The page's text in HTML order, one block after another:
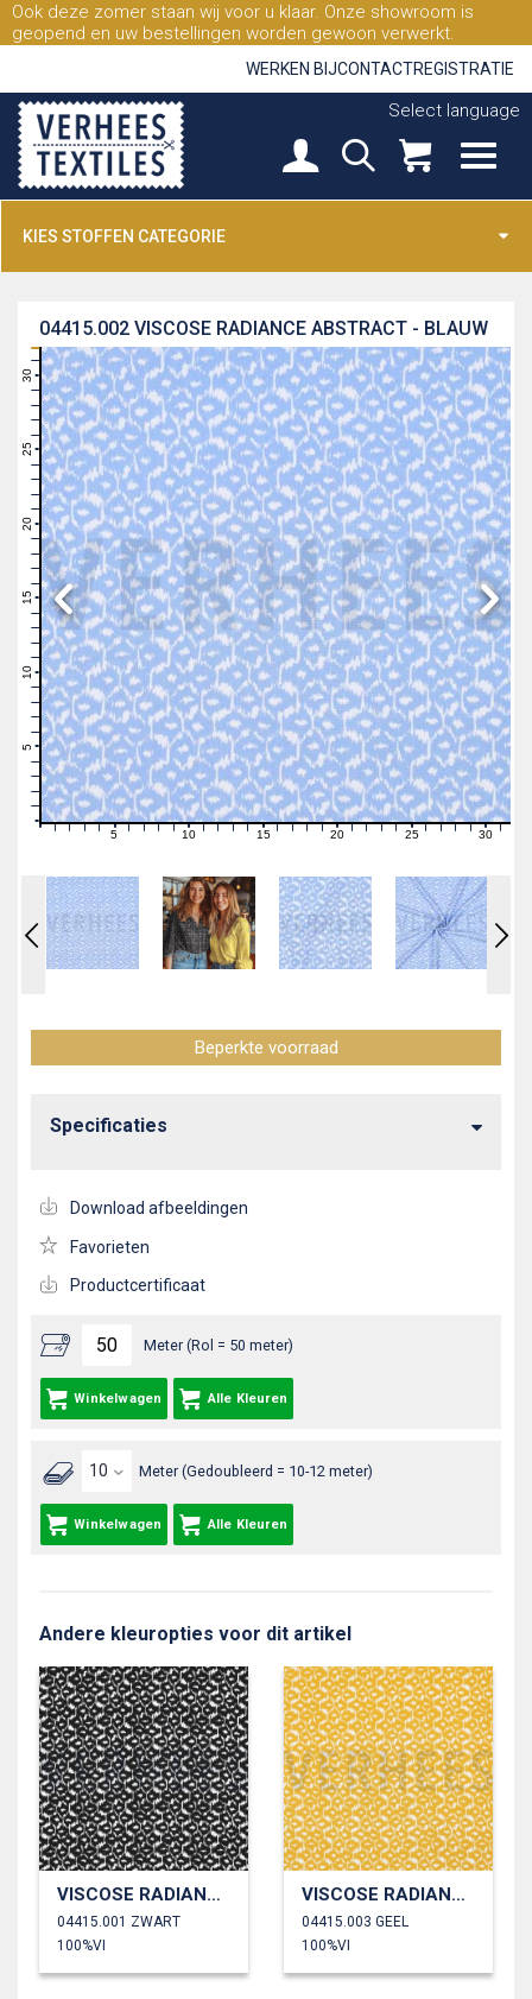
Ook deze zomer staan wij voor u klaar. Onze showroom is
geopend en uw bestellingen worden gewoon verwerkt.
WERKEN BIJCONTACTREGISTRATIE
Select language
KIES STOFFEN CATEGORIE
VISCOSE RADIANCE ABSTRACT - BLAUW
04415.002
5
6
10
11
12
13
14
15
16
20
21
22
23
24
25
26
27
29
30
31
0 1 2 3 4 5 6 7 891011121314151617181920 21222324252627282930 31
Meter (Rol = 50 meter)
Winkelwagen Alle Kleuren
Meter (Gedoubleerd = 10-12 meter)
Winkelwagen Alle Kleuren
Beperkte voorraad
Specificaties
Download afbeeldingen
Favorieten
Productcertificaat
Andere kleuropties voor dit artikel
VISCOSE RADIANCE ABSTRACT
04415.001 ZWART
100%VI
VISCOSE RADIANCE ABSTRACT
04415.003 GEEL
100%VI